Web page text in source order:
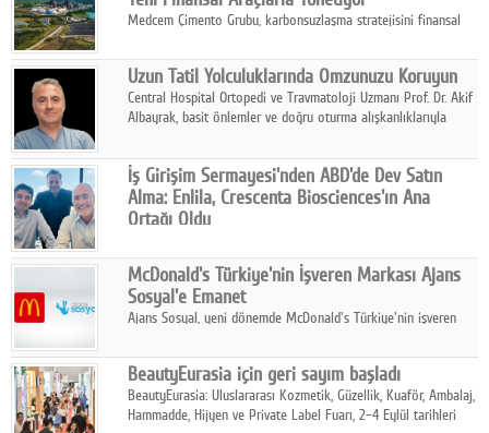
Medcem Çimento Grubu, karbonsuzlaşma stratejisini finansal
Uzun Tatil Yolculuklarında Omzunuzu Koruyun
Central Hospital Ortopedi ve Travmatoloji Uzmanı Prof. Dr. Akif
Albayrak, basit önlemler ve doğru oturma alışkanlıklarıyla
İş Girişim Sermayesi'nden ABD'de Dev Satın
Alma: Enlila, Crescenta Biosciences'ın Ana
Ortağı Oldu
stratejisini uluslararası ölçeğe taşıyan satın alma hamlesini
tamamladı.
McDonald's Türkiye'nin İşveren Markası Ajans
Sosyal'e Emanet
Ajans Sosyal, yeni dönemde McDonald's Türkiye'nin işveren
BeautyEurasia için geri sayım başladı
BeautyEurasia: Uluslararası Kozmetik, Güzellik, Kuaför, Ambalaj,
Hammadde, Hijyen ve Private Label Fuarı, 2–4 Eylül tarihleri